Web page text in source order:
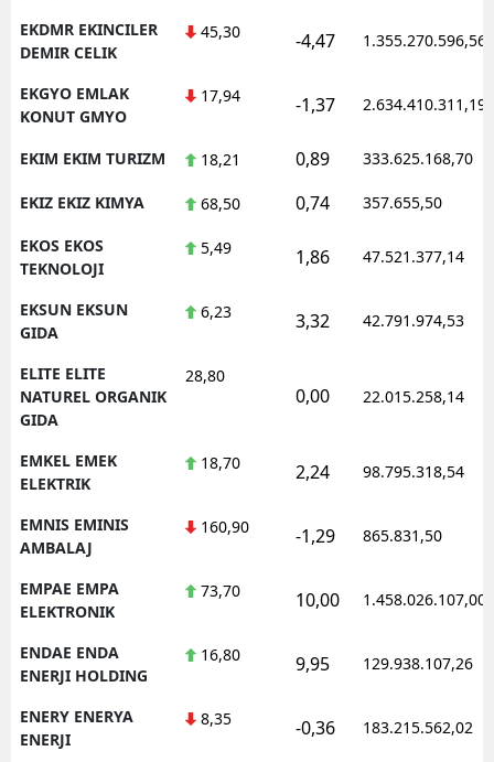
EKDMR EKINCILER
DEMIR CELIK
45,30 -4,47 1.355.270.596,56
EKGYO EMLAK
KONUT GMYO
17,94 -1,37 2.634.410.311,19
EKIM EKIM TURIZM 18,21 0,89 333.625.168,70
EKIZ EKIZ KIMYA 68,50 0,74 357.655,50
EKOS EKOS
TEKNOLOJI
5,49 1,86 47.521.377,14
EKSUN EKSUN
GIDA
6,23 3,32 42.791.974,53
ELITE ELITE
NATUREL ORGANIK
GIDA
28,80
0,00 22.015.258,14
EMKEL EMEK
ELEKTRIK
18,70 2,24 98.795.318,54
EMNIS EMINIS
AMBALAJ
160,90 -1,29 865.831,50
EMPAE EMPA
ELEKTRONIK
73,70 10,00 1.458.026.107,00
ENDAE ENDA
ENERJI HOLDING
16,80 9,95 129.938.107,26
ENERY ENERYA
ENERJI
8,35 -0,36 183.215.562,02